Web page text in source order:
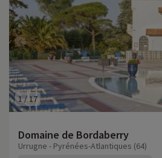
1/17
Domaine de Bordaberry
Urrugne - Pyrénées-Atlantiques (64)